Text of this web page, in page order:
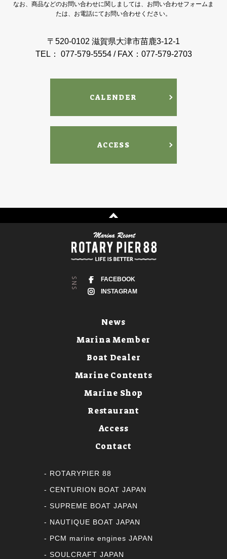
なお、商品などのお問い合わせに関しましては、お問い合わせフォームま
たは、お電話にてお問い合わせください。
〒520-0102 滋賀県大津市苗鹿3-12-1
TEL： 077-579-5554 / FAX：077-579-2703
CALENDER
ACCESS
FACEBOOK
INSTAGRAM
News
Marina Member
Boat Dealer
Marine Contents
Marine Shop
Restaurant
Access
Contact
ROTARYPIER 88
CENTURION BOAT JAPAN
SUPREME BOAT JAPAN
NAUTIQUE BOAT JAPAN
PCM marine engines JAPAN
SOULCRAFT JAPAN